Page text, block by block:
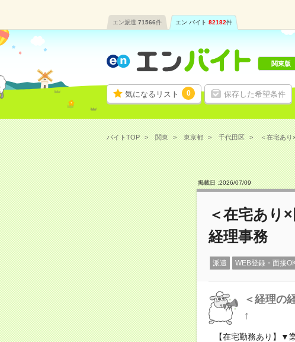
エン派遣 71566件 エン バイト 82182件
気になるリスト 0 保存した希望条件
関東版
バイトTOP 関東 東京都 千代田区 ＜在宅あり
掲載日 :2026/07/09
＜在宅あり
経理事務
派遣 WEB登録・面接
＜経理の
↑
【在宅勤務あり】▼